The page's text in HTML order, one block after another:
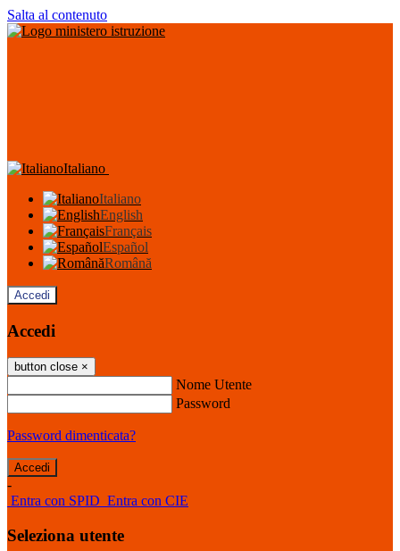
Salta al contenuto
Italiano
Italiano
English
Français
Español
Română
Accedi
Accedi
button close ×
Nome Utente
Password
Password dimenticata?
-
Entra con SPID Entra con CIE
Seleziona utente